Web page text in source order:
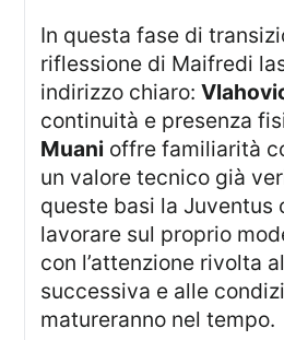
In questa fase di transizione, la
riflessione di Maifredi
indirizzo chiaro:
continuità e presenza
Muani offre familiarità
un valore tecnico già
queste basi la Juventus
lavorare sul proprio
con l’attenzione rivolta
successiva e alle
matureranno nel tempo.